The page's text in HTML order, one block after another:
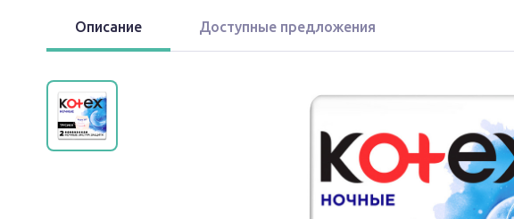
Описание Доступные предложения